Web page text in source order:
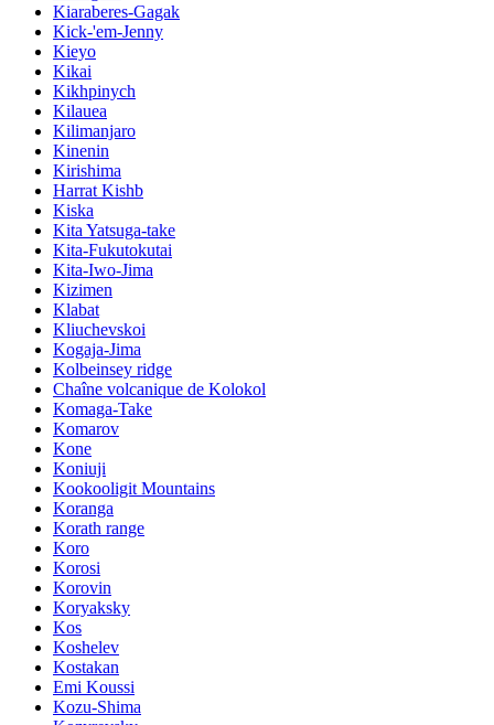
Kiaraberes-Gagak
Kick-'em-Jenny
Kieyo
Kikai
Kikhpinych
Kilauea
Kilimanjaro
Kinenin
Kirishima
Harrat Kishb
Kiska
Kita Yatsuga-take
Kita-Fukutokutai
Kita-Iwo-Jima
Kizimen
Klabat
Kliuchevskoi
Kogaja-Jima
Kolbeinsey ridge
Chaîne volcanique de Kolokol
Komaga-Take
Komarov
Kone
Koniuji
Kookooligit Mountains
Koranga
Korath range
Koro
Korosi
Korovin
Koryaksky
Kos
Koshelev
Kostakan
Emi Koussi
Kozu-Shima